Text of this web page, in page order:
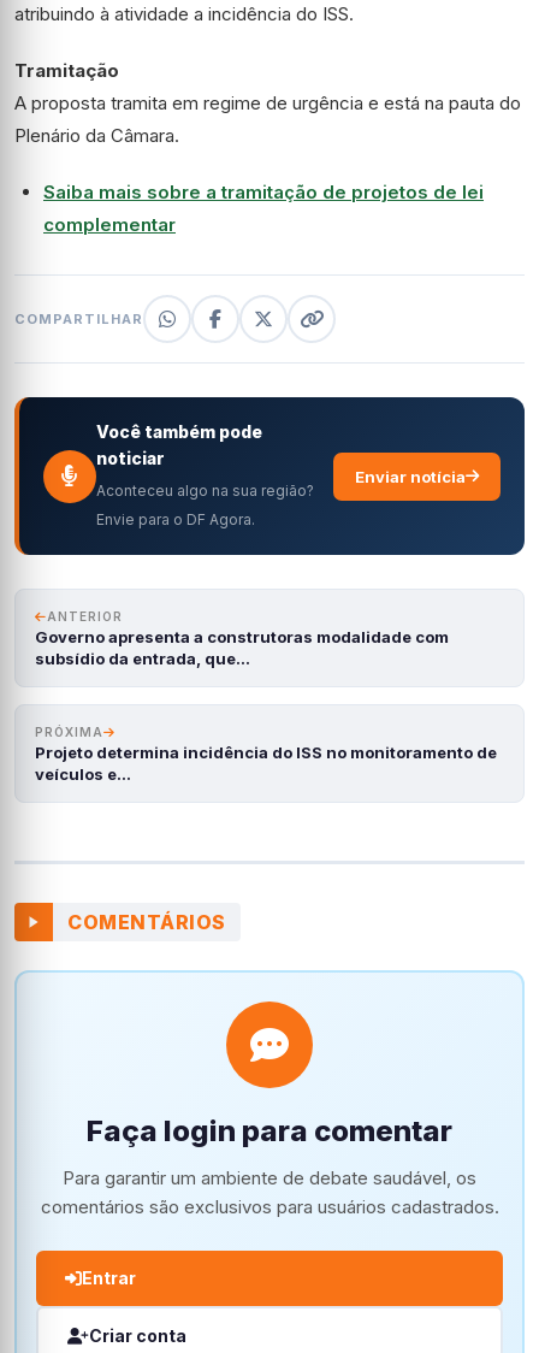
atribuindo à atividade a incidência do ISS.
Tramitação
A proposta tramita em regime de urgência e está na pauta do
Plenário da Câmara.
Saiba mais sobre a tramitação de projetos de lei
complementar
COMPARTILHAR
Você também pode
noticiar
Aconteceu algo na sua região?
Envie para o DF Agora.
Enviar notícia
ANTERIOR
Governo apresenta a construtoras modalidade com
subsídio da entrada, que…
PRÓXIMA
Projeto determina incidência do ISS no monitoramento de
veículos e…
COMENTÁRIOS
Faça login para comentar
Para garantir um ambiente de debate saudável, os
comentários são exclusivos para usuários cadastrados.
Entrar
Criar conta